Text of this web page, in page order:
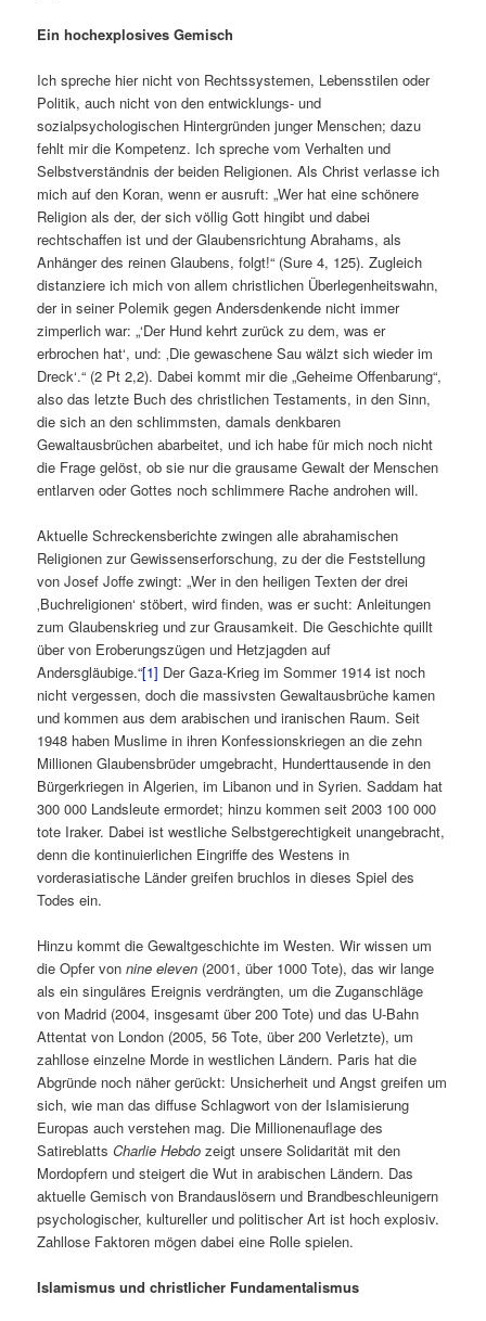
Ein hochexplosives Gemisch
Ich spreche hier nicht von Rechtssystemen, Lebensstilen oder
Politik, auch nicht von den entwicklungs- und
sozialpsychologischen Hintergründen junger Menschen; dazu
fehlt mir die Kompetenz. Ich spreche vom Verhalten und
Selbstverständnis der beiden Religionen. Als Christ verlasse ich
mich auf den Koran, wenn er ausruft: „Wer hat eine schönere
Religion als der, der sich völlig Gott hingibt und dabei
rechtschaffen ist und der Glaubensrichtung Abrahams, als
Anhänger des reinen Glaubens, folgt!“ (Sure 4, 125). Zugleich
distanziere ich mich von allem christlichen Überlegenheitswahn,
der in seiner Polemik gegen Andersdenkende nicht immer
zimperlich war: „‘Der Hund kehrt zurück zu dem, was er
erbrochen hat‘, und: ‚Die gewaschene Sau wälzt sich wieder im
Dreck‘.“ (2 Pt 2,2). Dabei kommt mir die „Geheime Offenbarung“,
also das letzte Buch des christlichen Testaments, in den Sinn,
die sich an den schlimmsten, damals denkbaren
Gewaltausbrüchen abarbeitet, und ich habe für mich noch nicht
die Frage gelöst, ob sie nur die grausame Gewalt der Menschen
entlarven oder Gottes noch schlimmere Rache androhen will.
Aktuelle Schreckensberichte zwingen alle abrahamischen
Religionen zur Gewissenserforschung, zu der die Feststellung
von Josef Joffe zwingt: „Wer in den heiligen Texten der drei
‚Buchreligionen‘ stöbert, wird finden, was er sucht: Anleitungen
zum Glaubenskrieg und zur Grausamkeit. Die Geschichte quillt
über von Eroberungszügen und Hetzjagden auf
Andersgläubige.“[1] Der Gaza-Krieg im Sommer 1914 ist noch
nicht vergessen, doch die massivsten Gewaltausbrüche kamen
und kommen aus dem arabischen und iranischen Raum. Seit
1948 haben Muslime in ihren Konfessionskriegen an die zehn
Millionen Glaubensbrüder umgebracht, Hunderttausende in den
Bürgerkriegen in Algerien, im Libanon und in Syrien. Saddam hat
300 000 Landsleute ermordet; hinzu kommen seit 2003 100 000
tote Iraker. Dabei ist westliche Selbstgerechtigkeit unangebracht,
denn die kontinuierlichen Eingriffe des Westens in
vorderasiatische Länder greifen bruchlos in dieses Spiel des
Todes ein.
Hinzu kommt die Gewaltgeschichte im Westen. Wir wissen um
die Opfer vonnine eleven (2001, über 1000 Tote), das wir lange
als ein singuläres Ereignis verdrängten, um die Zuganschläge
von Madrid (2004, insgesamt über 200 Tote) und das U-Bahn
Attentat von London (2005, 56 Tote, über 200 Verletzte), um
zahllose einzelne Morde in westlichen Ländern. Paris hat die
Abgründe noch näher gerückt: Unsicherheit und Angst greifen um
sich, wie man das diffuse Schlagwort von der Islamisierung
Europas auch verstehen mag. Die Millionenauflage des
SatireblattsCharlie Hebdo zeigt unsere Solidarität mit den
Mordopfern und steigert die Wut in arabischen Ländern. Das
aktuelle Gemisch von Brandauslösern und Brandbeschleunigern
psychologischer, kultureller und politischer Art ist hoch explosiv.
Zahllose Faktoren mögen dabei eine Rolle spielen.
Islamismus und christlicher Fundamentalismus